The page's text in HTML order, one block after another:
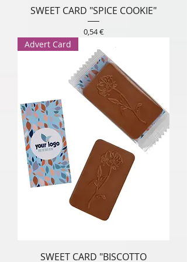
SWEET CARD "SPICE COOKIE"
Prezzo
0,54 €
Advert Card
SWEET CARD "BISCOTTO